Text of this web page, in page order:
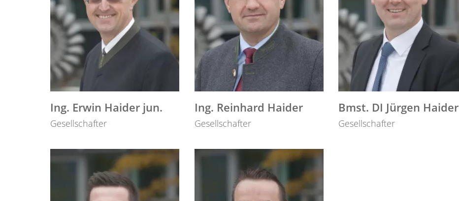
Ing. Erwin Haider jun.
Gesellschafter
Ing. Reinhard Haider
Gesellschafter
Bmst. DI Jürgen Haider
Gesellschafter